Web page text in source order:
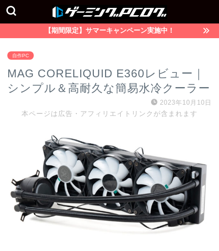
【期間限定】サマーキャンペーン実施中！
自作PC
MAG CORELIQUID E360レビュー｜
シンプル＆高耐久な簡易水冷クーラー
2023年10月10日
本ページは広告・アフィリエイトリンクが含まれます